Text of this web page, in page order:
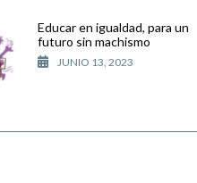
Educar en igualdad, para un
futuro sin machismo
JUNIO 13, 2023